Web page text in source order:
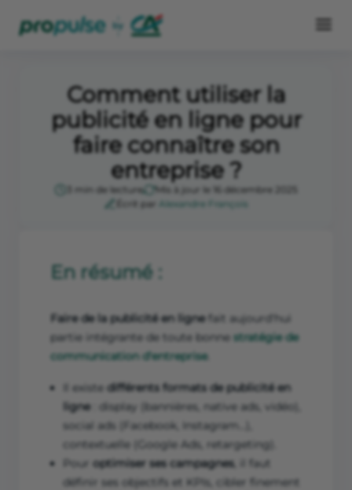
Comment utiliser la
publicité en ligne pour
faire connaître son
entreprise ?
3 min de lecture
Mis à jour le 16 décembre 2025
Écrit par
Alexandre François
En résumé :
Faire de la publicité en lignefait aujourd'hui
partie intégrante de toute bonne stratégie de
communication d'entreprise.
Il existe différents formats de publicité en
ligne: display (bannières, native ads, vidéo),
social ads (Facebook, Instagram...),
contextuelle (Google Ads, retargeting).
Pour optimiser ses campagnes, il faut
définir ses objectifs et KPIs, cibler finement